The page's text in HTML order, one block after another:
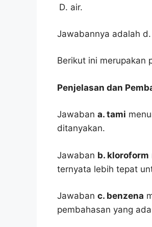
air.
Jawabannya adalah d.
Berikut ini merupakan
Penjelasan dan
Jawaban a. tami
ditanyakan.
Jawaban b. kloroform
ternyata lebih tepat
Jawaban c. benzena
pembahasan yang